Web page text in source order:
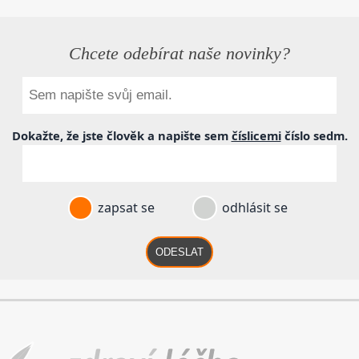
Chcete odebírat naše novinky?
Dokažte, že jste člověk a napište sem číslicemičíslo sedm.
zapsat se odhlásit se
ODESLAT